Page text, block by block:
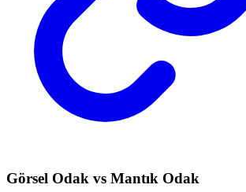
Görsel Odak vs Mantık Odak